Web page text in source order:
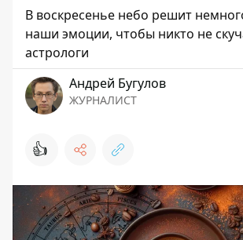
В воскресенье небо решит
наши эмоции, чтобы никто не
астрологи
Андрей Бугулов
ЖУРНАЛИСТ
👍